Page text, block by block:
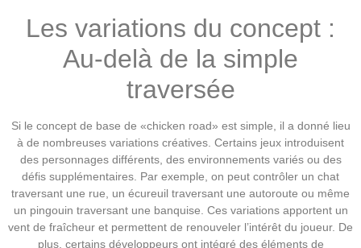
Les variations du concept :
Au-delà de la simple
traversée
Si le concept de base de «chicken road» est simple, il a donné lieu
à de nombreuses variations créatives. Certains jeux introduisent
des personnages différents, des environnements variés ou des
défis supplémentaires. Par exemple, on peut contrôler un chat
traversant une rue, un écureuil traversant une autoroute ou même
un pingouin traversant une banquise. Ces variations apportent un
vent de fraîcheur et permettent de renouveler l’intérêt du joueur. De
plus, certains développeurs ont intégré des éléments de